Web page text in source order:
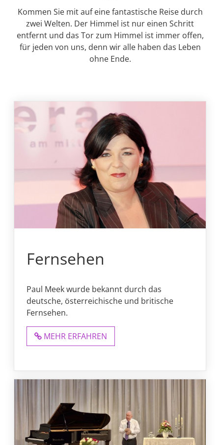
Kommen Sie mit auf eine fantastische Reise durch
zwei Welten. Der Himmel ist nur einen Schritt
entfernt und das Tor zum Himmel ist immer offen,
für jeden von uns, denn wir alle haben das Leben
ohne Ende.
Fernsehen
Paul Meek wurde bekannt durch das
deutsche, österreichische und britische
Fernsehen.
MEHR ERFAHREN